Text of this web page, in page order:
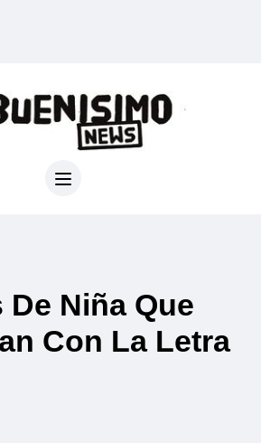
De Niña Que
Con La Letra